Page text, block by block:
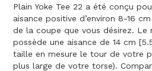
Plain Yoke Tee 22 a été conçu
aisance positive d’environ 8-16
de la coupe que vous désirez. Le
possède une aisance de 14 cm
taille en mesure le tour de votre
plus large de votre torse).